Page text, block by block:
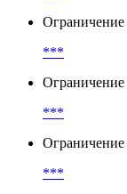
Ограничение
***
Ограничение
***
***